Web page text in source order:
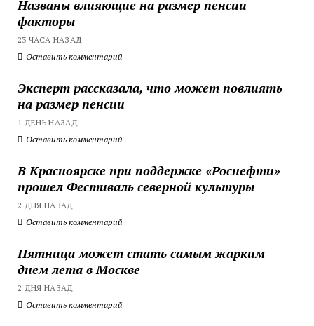
Названы влияющие на размер пенсии
факторы
23 ЧАСА НАЗАД
Оставить комментарий
Эксперт рассказала, что может повлиять
на размер пенсии
1 ДЕНЬ НАЗАД
Оставить комментарий
В Красноярске при поддержке «Роснефти»
прошел Фестиваль северной культуры
2 ДНЯ НАЗАД
Оставить комментарий
Пятница может стать самым жарким
днем лета в Москве
2 ДНЯ НАЗАД
Оставить комментарий